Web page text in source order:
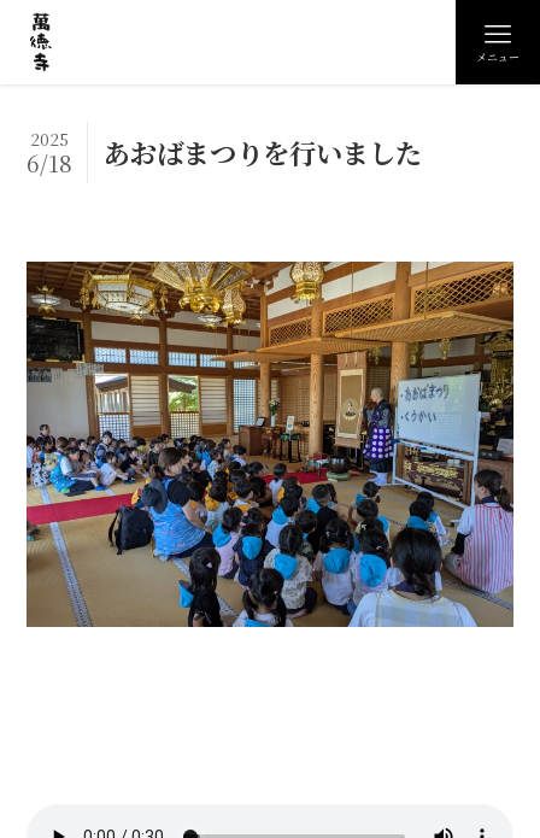
メニュー
あおばまつりを行いました
2025
6/18